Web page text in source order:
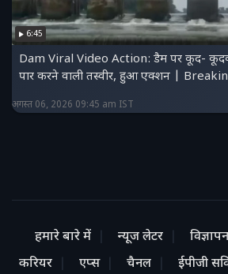
6:45
Dam Viral Video Action: डैम पर कूद-
पार करने वाली तस्वीर, हुआ एक्शन |
अगस्त 06, 2026 09:45 am IST
हमारे बारे में न्यूज लेटर विज्ञापन
करियर
एप्स चैनल ईपीजी